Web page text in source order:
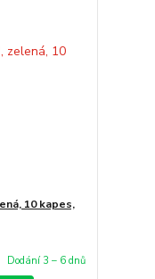
10 kapes,
Dodání 3 – 6 dnů